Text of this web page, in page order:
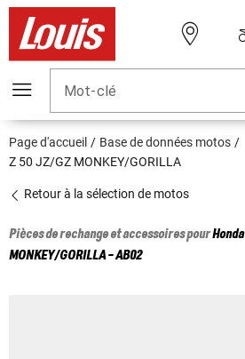
Mot-clé
Page d'accueil
Base de données motos
Z 50 JZ/GZ MONKEY/GORILLA
Retour à la sélection de motos
Pièces de rechange et accessoires pourHonda
MONKEY/GORILLA - AB02